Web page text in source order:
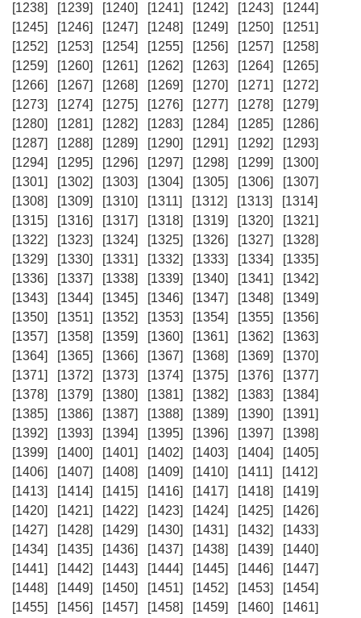
[1238]
[1239] [1240] [1241] [1242] [1243]
[1244]
[1245]
[1246] [1247] [1248] [1249] [1250]
[1251]
[1252]
[1253] [1254] [1255] [1256] [1257]
[1258]
[1259]
[1260] [1261] [1262] [1263] [1264]
[1265]
[1266]
[1267] [1268] [1269] [1270] [1271]
[1272]
[1273]
[1274] [1275] [1276] [1277] [1278]
[1279]
[1280]
[1281] [1282] [1283] [1284] [1285]
[1286]
[1287]
[1288] [1289] [1290] [1291] [1292]
[1293]
[1294]
[1295] [1296] [1297] [1298] [1299]
[1300]
[1301]
[1302] [1303] [1304] [1305] [1306]
[1307]
[1308]
[1309] [1310] [1311] [1312] [1313]
[1314]
[1315]
[1316] [1317] [1318] [1319] [1320]
[1321]
[1322]
[1323] [1324] [1325] [1326] [1327]
[1328]
[1329]
[1330] [1331] [1332] [1333] [1334]
[1335]
[1336]
[1337] [1338] [1339] [1340] [1341]
[1342]
[1343]
[1344] [1345] [1346] [1347] [1348]
[1349]
[1350]
[1351] [1352] [1353] [1354] [1355]
[1356]
[1357]
[1358] [1359] [1360] [1361] [1362]
[1363]
[1364]
[1365] [1366] [1367] [1368] [1369]
[1370]
[1371]
[1372] [1373] [1374] [1375] [1376]
[1377]
[1378]
[1379] [1380] [1381] [1382] [1383]
[1384]
[1385]
[1386] [1387] [1388] [1389] [1390]
[1391]
[1392]
[1393] [1394] [1395] [1396] [1397]
[1398]
[1399]
[1400] [1401] [1402] [1403] [1404]
[1405]
[1406]
[1407] [1408] [1409] [1410] [1411]
[1412]
[1413]
[1414] [1415] [1416] [1417] [1418]
[1419]
[1420]
[1421] [1422] [1423] [1424] [1425]
[1426]
[1427]
[1428] [1429] [1430] [1431] [1432]
[1433]
[1434]
[1435] [1436] [1437] [1438] [1439]
[1440]
[1441]
[1442] [1443] [1444] [1445] [1446]
[1447]
[1448]
[1449] [1450] [1451] [1452] [1453]
[1454]
[1455]
[1456] [1457] [1458] [1459] [1460]
[1461]